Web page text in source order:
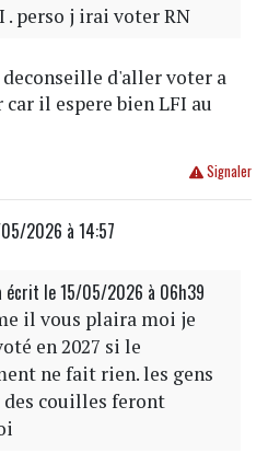
. perso j irai voter RN
d'aller voter a
il espere bien LFI au
Signaler
2026 à 14:57
écrit le 15/05/2026 à 06h39
il vous plaira moi je
en 2027 si le
ne fait rien. les gens
couilles feront